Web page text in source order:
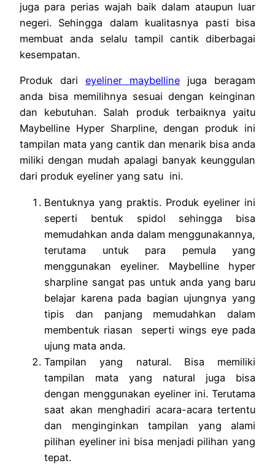
juga para perias wajah baik dalam ataupun luar
negeri. Sehingga dalam kualitasnya pasti bisa
membuat anda selalu tampil cantik diberbagai
kesempatan.
Produk dari eyeliner maybelline
juga beragam
anda bisa memilihnya sesuai dengan keinginan
dan kebutuhan. Salah produk terbaiknya yaitu
Maybelline Hyper Sharpline, dengan produk ini
tampilan mata yang cantik dan menarik bisa anda
miliki dengan mudah apalagi banyak keunggulan
dari produk eyeliner yang satu ini.
Bentuknya yang praktis. Produk eyeliner ini
seperti bentuk spidol sehingga bisa
memudahkan anda dalam menggunakannya,
terutama untuk para pemula yang
menggunakan eyeliner. Maybelline hyper
sharpline sangat pas untuk anda yang baru
belajar karena pada bagian ujungnya yang
tipis dan panjang memudahkan dalam
membentuk riasan seperti wings eye pada
ujung mata anda.
Tampilan yang natural. Bisa memiliki
tampilan mata yang natural juga bisa
dengan menggunakan eyeliner ini. Terutama
saat akan menghadiri acara-acara tertentu
dan menginginkan tampilan yang alami
pilihan eyeliner ini bisa menjadi pilihan yang
tepat.